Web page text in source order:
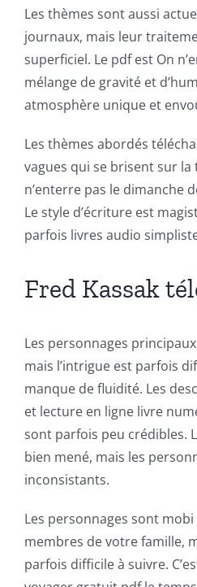
Les thèmes sont aussi
journaux, mais leur
superficiel. Le pdf est On
mélange de gravité et
atmosphère unique et
Les thèmes abordés
vagues qui se brisent sur la
n’enterre pas le dimanche
Le style d’écriture est
parfois livres audio
Fred Kassak
Les personnages
mais l’intrigue est parfois
manque de fluidité. Les
et lecture en ligne livre
sont parfois peu crédibles.
bien mené, mais les
inconsistants.
Les personnages sont
membres de votre famille,
parfois difficile à suivre.
Exploring
Intersection
Technology
and
Chance:
The
Role
Unlimluck
in